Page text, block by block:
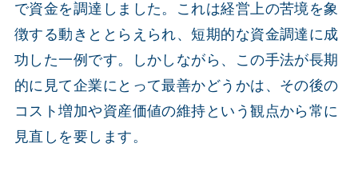
で資金を調達しました。これは経営上の苦境を象
徴する動きととらえられ、短期的な資金調達に成
功した一例です。しかしながら、この手法が長期
的に見て企業にとって最善かどうかは、その後の
コスト増加や資産価値の維持という観点から常に
見直しを要します。